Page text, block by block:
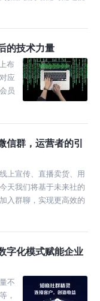
的技术力量
布
应
员
信群，运营者的引
上宣传、直播卖货、用
天我们将基于未来社的
入群聊，实现更高效的
字化模式赋能企业
不
，